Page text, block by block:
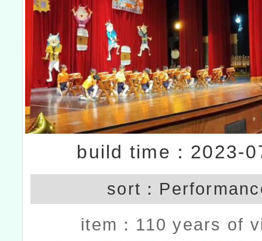
build time：2023-
sort：
item： 110 years of